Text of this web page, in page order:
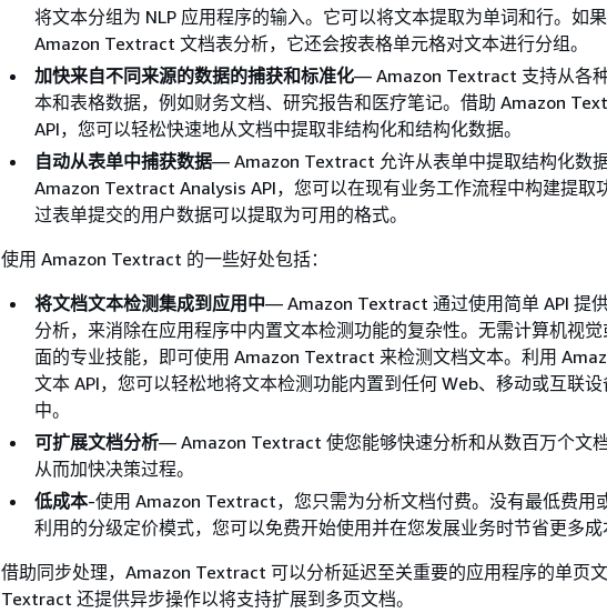
将文本分组为 NLP 应用程序的输入。它可以将文本提取为单词和行。如
Amazon Textract 文档表分析，它还会按表格单元格对文本进行分组。
加快来自不同来源的数据的捕获和标准化— Amazon Textract 支持从各
本和表格数据，例如财务文档、研究报告和医疗笔记。借助 Amazon
API，您可以轻松快速地从文档中提取非结构化和结构化数据。
自动从表单中捕获数据— Amazon Textract 允许从表单中提取结构化数
Amazon Textract Analysis API，您可以在现有业务工作流程中构建提取
过表单提交的用户数据可以提取为可用的格式。
使用 Amazon Textract 的一些好处包括：
将文档文本检测集成到应用中— Amazon Textract 通过使用简单 API 提
分析，来消除在应用程序中内置文本检测功能的复杂性。无需计算机视
面的专业技能，即可使用 Amazon Textract 来检测文档文本。利用
文本 API，您可以轻松地将文本检测功能内置到任何 Web、移动或互联
中。
可扩展文档分析— Amazon Textract 使您能够快速分析和从数百万个文档
从而加快决策过程。
低成本-使用 Amazon Textract，您只需为分析文档付费。没有最低费用
利用的分级定价模式，您可以免费开始使用并在您发展业务时节省更多成
借助同步处理，Amazon Textract 可以分析延迟至关重要的应用程序的单页
Textract 还提供异步操作以将支持扩展到多页文档。